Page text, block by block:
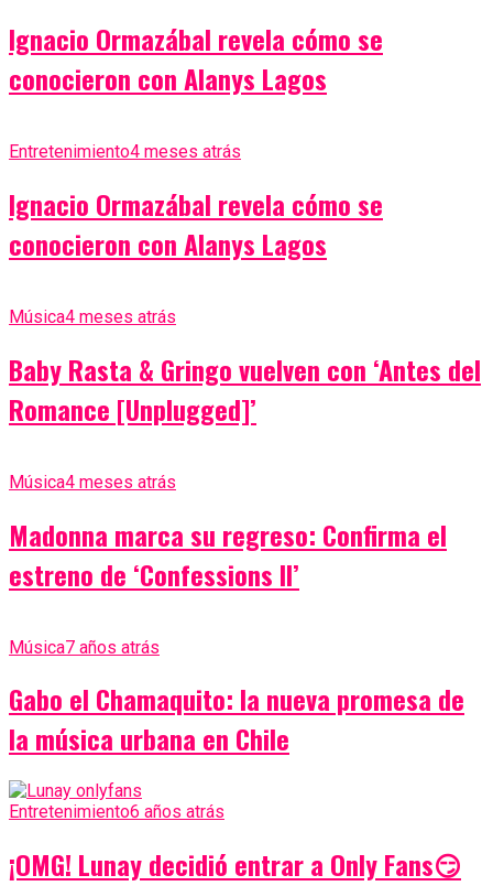
Ignacio Ormazábal revela cómo se
conocieron con Alanys Lagos
Entretenimiento4 meses atrás
Ignacio Ormazábal revela cómo se
conocieron con Alanys Lagos
Música4 meses atrás
Baby Rasta & Gringo vuelven con ‘Antes del
Romance [Unplugged]’
Música4 meses atrás
Madonna marca su regreso: Confirma el
estreno de ‘Confessions II’
Música7 años atrás
Gabo el Chamaquito: la nueva promesa de
la música urbana en Chile
Entretenimiento6 años atrás
¡OMG! Lunay decidió entrar a Only Fans😏